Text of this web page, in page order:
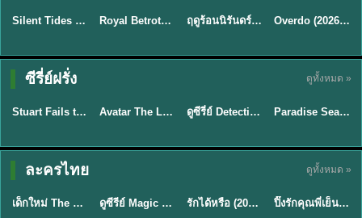
★9.5 Silent Tides คลื่นลมลวง (2025) พากย์ไทย ซับไทย EP.1-31 ★9 Royal Betrothal (2026) สัญญาวิวาห์แห่งราชวงศ์ พากย์ไทย ซับไทย EP1-32 ★8.8 ฤดูร้อนนิรันดร์ (2026) Never-Ending Summer พากย์ไทย EP.1-29 Overdo (2026) รักเกินแค้น พากย์ไทย ซับไทย EP1-33 (จบ)
ซีรี่ย์ฝรั่ง ดูทั้งหมด »
★8.8 EP.2
พากย์ไทย
TH EP. 2
Stuart Fails to Save the Universe (2026) สจ๊วตล่มแผนกู้จักรวาล พากย์ไทย EP1-10 ★7.8 EP.7Avatar The Last Airbender 2 เณรน้อยเจ้าอภินิหาร พากย์ไทย EP.9ดูซีรี่ย์ Detective Hole (2026) พากย์ไทย HD ฟรี อัปเดตล่าสุด Netflix EP.8
พากย์ไทย
Paradise Season 2 (2026) พากย์ไทย EP1-8 ดูซีรี่ย์ฝรั่ง HD ครบทุกตอน
ละครไทย ดูทั้งหมด »
★ 8 EP.6
พากย์ไทย
เด็กใหม่ The Reset 2026 EP1-6 พากย์ไทย ดูซีรี่ย์ Netflix ล่าสุด HD ดูซีรีย์ Magic Move (2026) ทำนายทายรัก Thai EP.1-10 HD รักได้หรือ (2026) YOUNG Let's Begin Again พากย์ไทย EP.1-19 ★8
พากย์ไทย
ปิ๊งรักคุณพี่เย็นชา (2026) Frozen Valentine EP.1-10 (จบ)